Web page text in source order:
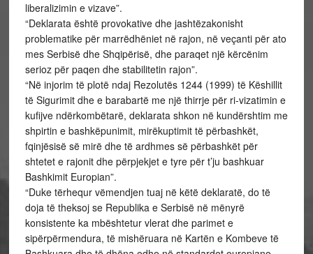
liberalizimin e vizave”.
“Deklarata është provokative dhe jashtëzakonisht
problematike për marrëdhëniet në rajon, në veçanti për ato
mes Serbisë dhe Shqipërisë, dhe paraqet një kërcënim
serioz për paqen dhe stabilitetin rajon”.
“Në injorim të plotë ndaj Rezolutës 1244 (1999) të Këshillit
të Sigurimit dhe e barabartë me një thirrje për ri-vizatimin e
kufijve ndërkombëtarë, deklarata shkon në kundërshtim me
shpirtin e bashkëpunimit, mirëkuptimit të përbashkët,
fqinjësisë së mirë dhe të ardhmes së përbashkët për
shtetet e rajonit dhe përpjekjet e tyre për t’ju bashkuar
Bashkimit Europian”.
“Duke tërhequr vëmendjen tuaj në këtë deklaratë, do të
doja të theksoj se Republika e Serbisë në mënyrë
konsistente ka mbështetur vlerat dhe parimet e
sipërpërmendura, të mishëruara në Kartën e Kombeve të